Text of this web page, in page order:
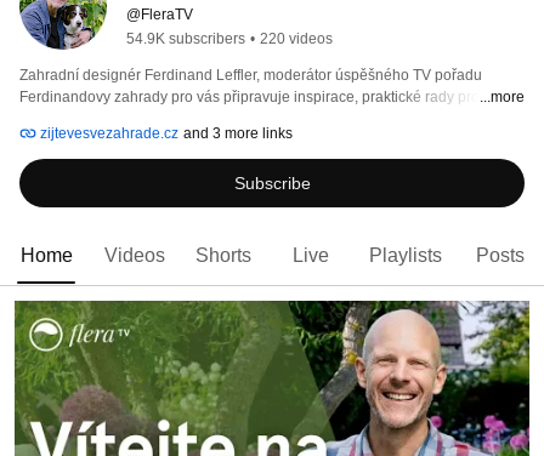
@FleraTV
54.9K subscribers • 220 videos
Zahradní designér Ferdinand Leffler, moderátor úspěšného TV pořadu
Ferdinandovy zahrady pro vás připravuje inspirace, praktické rady pro ...more
zijtevesvezahrade.cz and 3 more links
Subscribe
Home Videos Shorts Live Playlists Posts